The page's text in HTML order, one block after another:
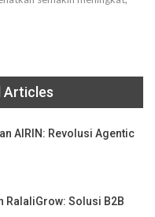
Articles
AIRIN: Revolusi Agentic
RalaliGrow: Solusi B2B